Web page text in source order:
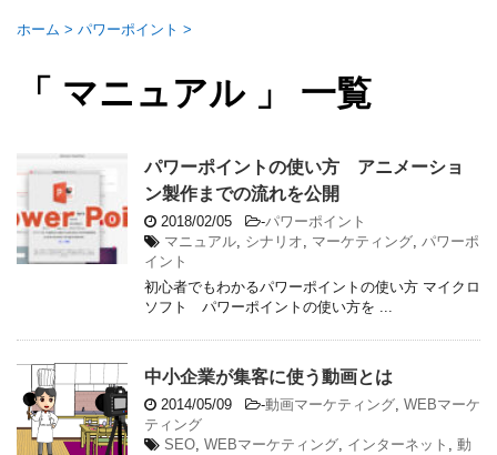
ホーム > パワーポイント >
「 マニュアル 」 一覧
パワーポイントの使い方 アニメーショ
ン製作までの流れを公開
2018/02/05 -パワーポイント
マニュアル, シナリオ, マーケティング, パワーポ
イント
初心者でもわかるパワーポイントの使い方 マイクロ
ソフト パワーポイントの使い方を ...
中小企業が集客に使う動画とは
2014/05/09 -動画マーケティング, WEBマーケ
ティング
SEO, WEBマーケティング, インターネット , 動